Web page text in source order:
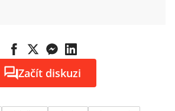
Začít diskuzi